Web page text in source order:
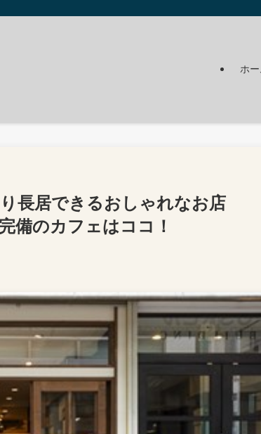
ホ
長居できるおしゃれなお店
備のカフェはココ！